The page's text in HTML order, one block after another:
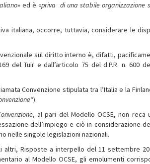
» ed è «priva di una stabile organizzazione
italiana, occorre, tuttavia, considerare le
sul diritto interno è, difatti,
del Tuir e dall’articolo 75 del d.P.R. n. 600
Convenzione stipulata tra l’Italia e la
“).
, al pari del Modello OCSE, non
dell’impiego e ciò in
nelle singole legislazioni nazionali.
Risposte a interpello del 11 settembre
al Modello OCSE, gli emolumenti